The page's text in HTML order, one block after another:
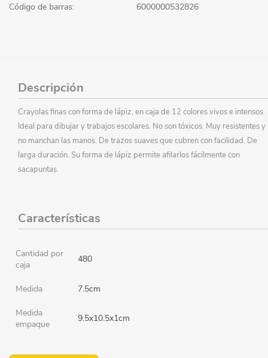
Código de barras: 6000000532826
Descripción
Crayolas finas con forma de lápiz, en caja de 12 colores vivos e intensos.
Ideal para dibujar y trabajos escolares. No son tóxicos. Muy resistentes y
no manchan las manos. De trazos suaves que cubren con facilidad. De
larga duración. Su forma de lápiz permite afilarlos fácilmente con
sacapuntas.
Características
Cantidad por
caja
480
Medida 7.5cm
Medida
empaque
9.5x10.5x1cm